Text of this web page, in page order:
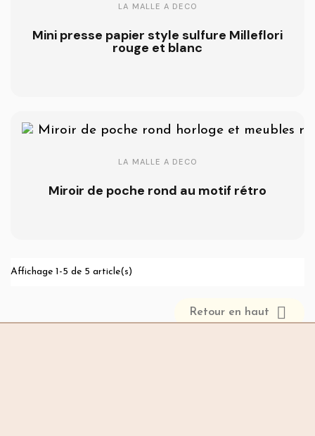
LA MALLE A DECO
Mini presse papier style sulfure Milleflori
rouge et blanc
LA MALLE A DECO
Miroir de poche rond au motif rétro
Affichage 1-5 de 5 article(s)
Retour en haut 